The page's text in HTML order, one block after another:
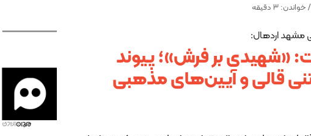
مشهد اردهال:
«شهیدی بر فرش»؛ پیوند
قالی و آیین‌های مذهبی